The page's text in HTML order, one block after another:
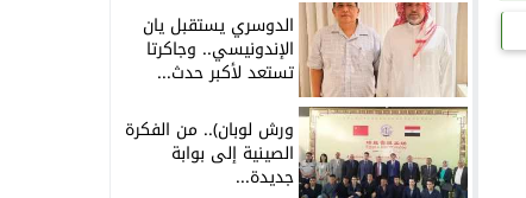
الدوسري يستقبل يان
الإندونيسي.. وجاكرتا
تستعد لأكبر حدث...
ورش لوبان).. من الفكرة
الصينية إلى بوابة
جديدة...